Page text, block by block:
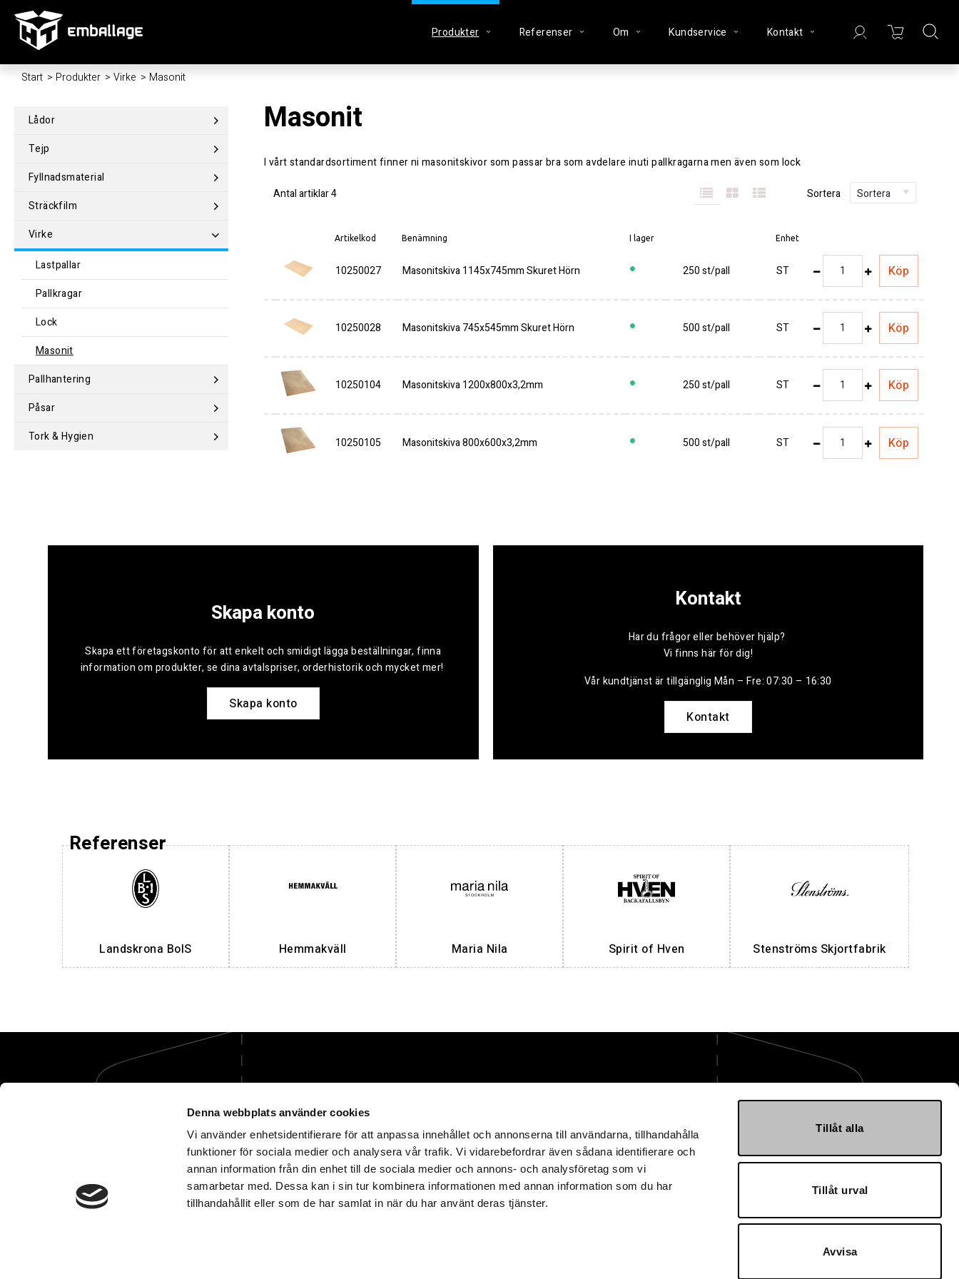
Denna webbplats använder cookies
Vi använder enhetsidentifierare för att anpassa innehållet och annonserna till användarna, tillhandahålla
funktioner för sociala medier och analysera vår trafik. Vi vidarebefordrar även sådana identifierare och
annan information från din enhet till de sociala medier och annons- och analysföretag som vi
samarbetar med. Dessa kan i sin tur kombinera informationen med annan information som du har
tillhandahållit eller som de har samlat in när du har använt deras tjänster.
Tillåt alla
Tillåt urval
Avvisa
Produkter Referenser Om Kundservice Kontakt
Start / Produkter / Virke / Masonit
Lådor
Tejp
Fyllnadsmaterial
Sträckfilm
Virke
Lastpallar
Pallkragar
Lock
Masonit
Pallhantering
Påsar
Tork & Hygien
Masonit
I vårt standardsortiment finner ni masonitskivor som passar bra som avdelare inuti pallkragarna men även som lock
Antal artiklar4 Sortera Sortera
Artikelkod Benämning I lager Enhet
10250027 Masonitskiva 1145x745mm Skuret Hörn 250 st/pall ST Köp
10250028 Masonitskiva 745x545mm Skuret Hörn 500 st/pall ST Köp
10250104 Masonitskiva 1200x800x3,2mm 250 st/pall ST Köp
10250105 Masonitskiva 800x600x3,2mm 500 st/pall ST Köp
Skapa konto
Skapa ett företagskonto för att enkelt och smidigt lägga beställningar, finna
information om produkter, se dina avtalspriser, orderhistorik och mycket mer!
Skapa konto
Kontakt
Har du frågor eller behöver hjälp?
Vi finns här för dig!
Vår kundtjänst är tillgänglig Mån – Fre: 07:30 – 16:30
Kontakt
Referenser
Landskrona BoIS Hemmakväll Maria Nila Spirit of Hven Stenströms Skjortfabrik
Förpackningar
Vi tar hand om ömtåliga och värdefulla
produkter
E-post: info@htemballage.se
Telefon: +46 418 40 30 10
Adress: Företagsvägen 7